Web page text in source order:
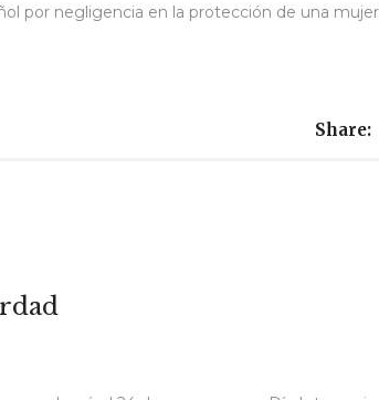
por negligencia en la protección de una
Share: